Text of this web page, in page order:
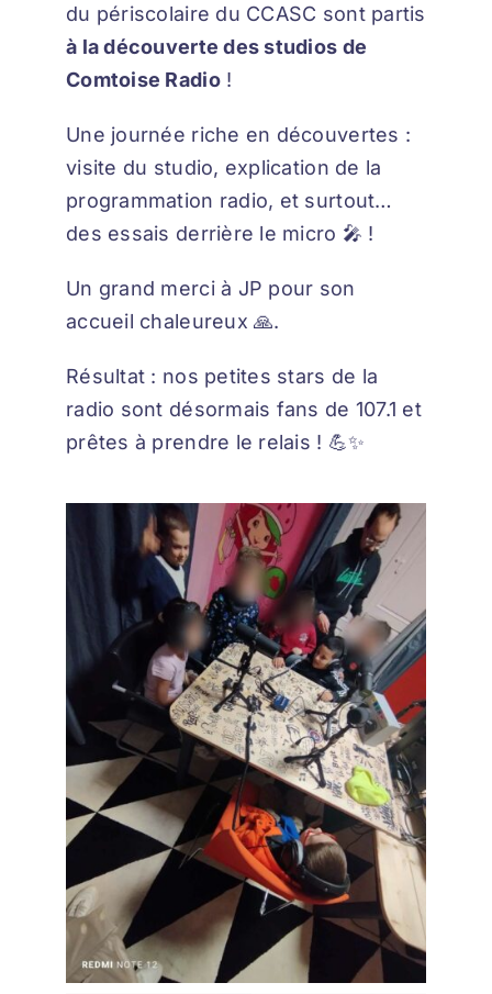
du périscolaire du CCASC sont partis
à la découverte des studios de
Comtoise Radio!
Une journée riche en découvertes :
visite du studio, explication de la
programmation radio, et surtout…
des essais derrière le micro 🎤 !
Un grand merci à JP pour son
accueil chaleureux 🙏.
Résultat : nos petites stars de la
radio sont désormais fans de 107.1 et
prêtes à prendre le relais ! 💪✨